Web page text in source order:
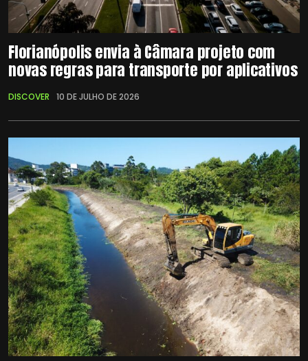
Florianópolis envia à Câmara projeto com
novas regras para transporte por aplicativos
DISCOVER 10 DE JULHO DE 2026